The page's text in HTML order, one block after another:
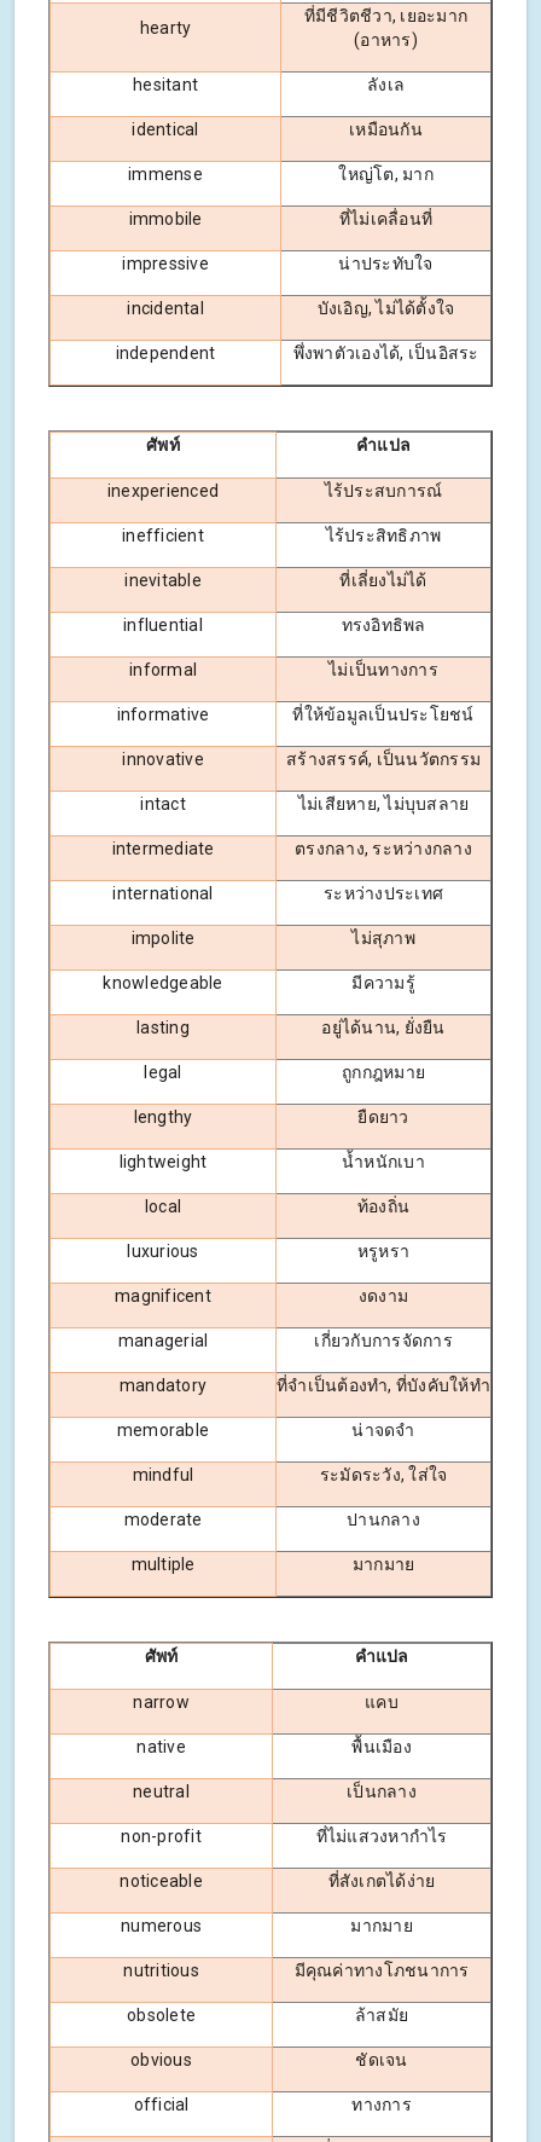
hearty
ที่มีชีวิตชีวา, เยอะมาก
(อาหาร)
hesitant ลังเล
identical เหมือนกัน
immense ใหญ่โต, มาก
immobile ที่ไม่เคลื่อนที่
impressive น่าประทับใจ
incidental บังเอิญ, ไม่ได้ตั้งใจ
independent พึ่งพาตัวเองได้, เป็นอิสระ
ศัพท์ คำแปล
inexperienced ไร้ประสบการณ์
inefficient ไร้ประสิทธิภาพ
inevitable ที่เลี่ยงไม่ได้
influential ทรงอิทธิพล
informal ไม่เป็นทางการ
informative ที่ให้ข้อมูลเป็นประโยชน์
innovative สร้างสรรค์, เป็นนวัตกรรม
intact ไม่เสียหาย, ไม่บุบสลาย
intermediate ตรงกลาง, ระหว่างกลาง
international ระหว่างประเทศ
impolite ไม่สุภาพ
knowledgeable มีความรู้
lasting อยู่ได้นาน, ยั่งยืน
legal ถูกกฎหมาย
lengthy ยืดยาว
lightweight น้ำหนักเบา
local ท้องถิ่น
luxurious หรูหรา
magnificent งดงาม
managerial เกี่ยวกับการจัดการ
mandatory ที่จำเป็นต้องทำ, ที่บังคับให้ทำ
memorable น่าจดจำ
mindful ระมัดระวัง, ใส่ใจ
moderate ปานกลาง
multiple มากมาย
ศัพท์ คำแปล
narrow แคบ
native พื้นเมือง
neutral เป็นกลาง
non-profit ที่ไม่แสวงหากำไร
noticeable ที่สังเกตได้ง่าย
numerous มากมาย
nutritious มีคุณค่าทางโภชนาการ
obsolete ล้าสมัย
obvious ชัดเจน
official ทางการ